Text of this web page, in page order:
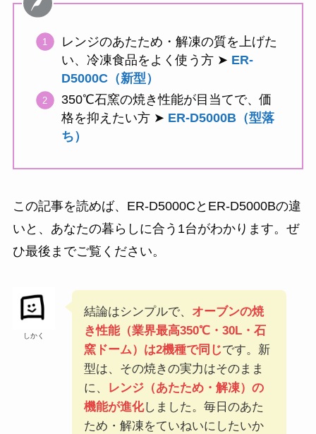
レンジのあたため・解凍の質を上げた
い、冷凍食品をよく使う方 ➤ ER-
D5000C（新型）
350℃石窯の焼き性能が目当てで、価
格を抑えたい方 ➤ ER-D5000B（型落
ち）
この記事を読めば、ER-D5000CとER-D5000Bの違
いと、あなたの暮らしに合う1台がわかります。ぜ
ひ最後までご覧ください。
しかく
結論はシンプルで、 オーブンの焼
き性能（業界最高350℃・30L・石
窯ドーム）は2機種で同じです。新
型は、その焼きの実力はそのまま
に、
レンジ（あたため・解凍）の
機能が進化しました。毎日のあた
ため・解凍をていねいにしたいか